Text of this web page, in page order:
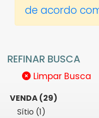
de acordo
REFINAR BUSCA
Limpar Busca
VENDA (29)
Sítio (1)